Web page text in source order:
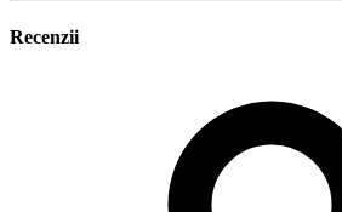
Recenzii